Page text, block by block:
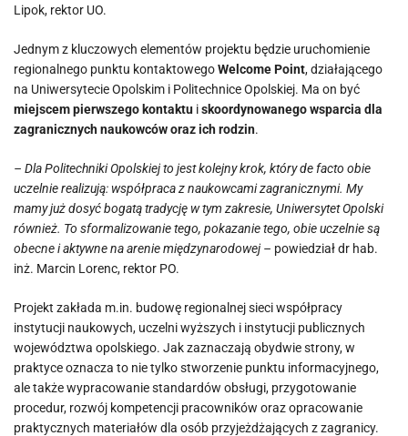
Lipok, rektor UO.
Jednym z kluczowych elementów projektu będzie uruchomienie
regionalnego punktu kontaktowegoWelcome Point, działającego
na Uniwersytecie Opolskim i Politechnice Opolskiej. Ma on być
miejscem pierwszego kontaktu iskoordynowanego wsparcia dla
zagranicznych naukowców oraz ich rodzin.
– Dla Politechniki Opolskiej to jest kolejny krok, który de facto obie
uczelnie realizują: współpraca z naukowcami zagranicznymi. My
mamy już dosyć bogatą tradycję w tym zakresie, Uniwersytet Opolski
również. To sformalizowanie tego, pokazanie tego, obie uczelnie są
obecne i aktywne na arenie międzynarodowej – powiedział dr hab.
inż. Marcin Lorenc, rektor PO.
Projekt zakłada m.in. budowę regionalnej sieci współpracy
instytucji naukowych, uczelni wyższych i instytucji publicznych
województwa opolskiego. Jak zaznaczają obydwie strony, w
praktyce oznacza to nie tylko stworzenie punktu informacyjnego,
ale także wypracowanie standardów obsługi, przygotowanie
procedur, rozwój kompetencji pracowników oraz opracowanie
praktycznych materiałów dla osób przyjeżdżających z zagranicy.